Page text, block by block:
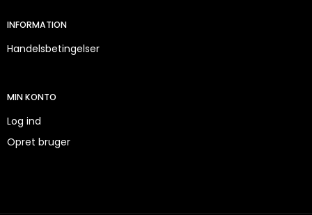
INFORMATION
Handelsbetingelser
MIN KONTO
Log ind
Opret bruger